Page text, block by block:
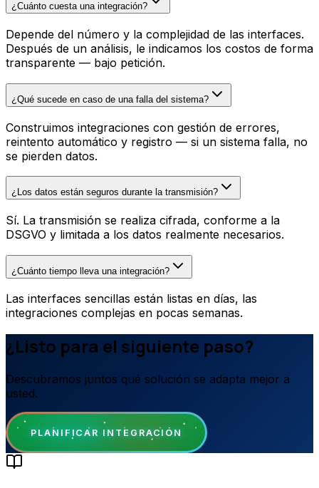
¿Cuánto cuesta una integración?
Depende del número y la complejidad de las interfaces.
Después de un análisis, le indicamos los costos de forma
transparente — bajo petición.
¿Qué sucede en caso de una falla del sistema?
Construimos integraciones con gestión de errores,
reintento automático y registro — si un sistema falla, no
se pierden datos.
¿Los datos están seguros durante la transmisión?
Sí. La transmisión se realiza cifrada, conforme a la
DSGVO y limitada a los datos realmente necesarios.
¿Cuánto tiempo lleva una integración?
Las interfaces sencillas están listas en días, las
integraciones complejas en pocas semanas.
¿Listo para el siguiente paso?
Descubramos juntos qué solución se adapta mejor a
usted.
PLANIFICAR INTEGRACIÓN